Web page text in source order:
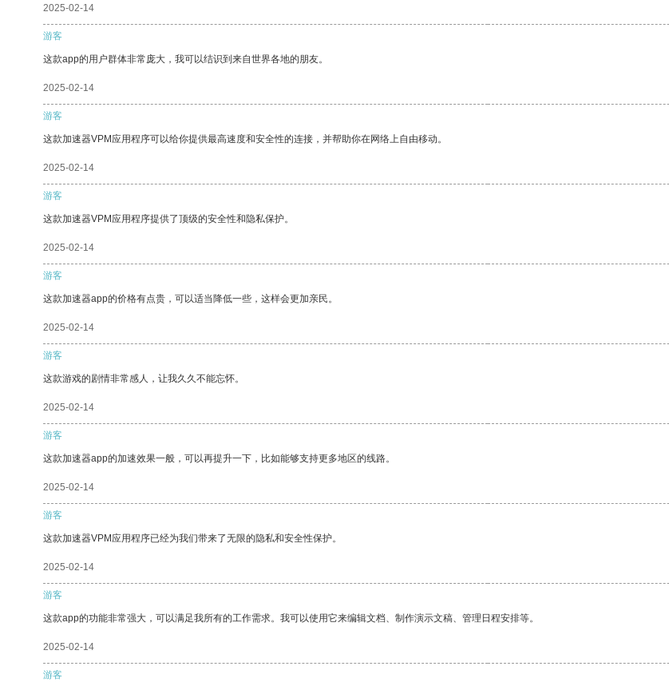
2025-02-14
游客
这款app的用户群体非常庞大，我可以结识到来自世界各地的朋友。
2025-02-14
游客
这款加速器VPM应用程序可以给你提供最高速度和安全性的连接，并帮助你在网络上自由移动。
2025-02-14
游客
这款加速器VPM应用程序提供了顶级的安全性和隐私保护。
2025-02-14
游客
这款加速器app的价格有点贵，可以适当降低一些，这样会更加亲民。
2025-02-14
游客
这款游戏的剧情非常感人，让我久久不能忘怀。
2025-02-14
游客
这款加速器app的加速效果一般，可以再提升一下，比如能够支持更多地区的线路。
2025-02-14
游客
这款加速器VPM应用程序已经为我们带来了无限的隐私和安全性保护。
2025-02-14
游客
这款app的功能非常强大，可以满足我所有的工作需求。我可以使用它来编辑文档、制作演示文稿、管理日程安排等。
2025-02-14
游客